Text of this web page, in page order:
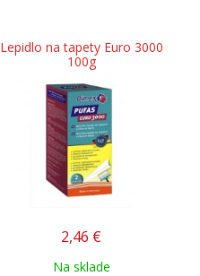
Lepidlo na tapety Euro 3000
100g
2,46 €
Na sklade